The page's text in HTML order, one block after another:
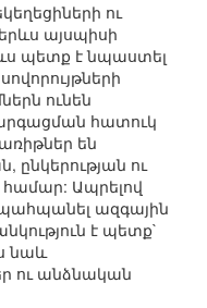
ու
այսպիսի
ևս պետք է նպաստել
ունեն
հատուկ
են
ընկերության ու
Ապրելով
ազգային
է պետք`
նաև
ու անձնական